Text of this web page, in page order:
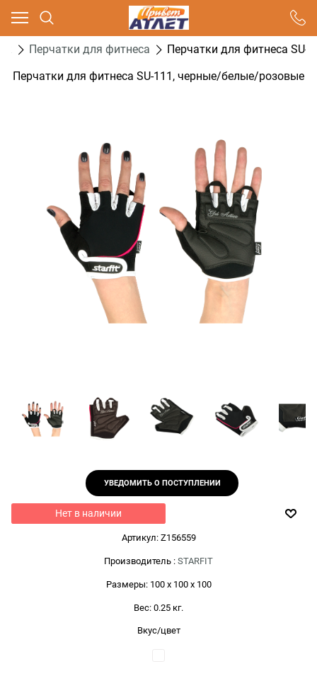
Перчатки для фитнеса
Перчатки для фитнеса
Перчатки для фитнеса SU-111, черные/белые/розовые
УВЕДОМИТЬ О ПОСТУПЛЕНИИ
Нет в наличии
Артикул: Z156559
Производитель : STARFIT
Размеры: 100 x 100 x 100
Вес: 0.25 кг.
Вкус/цвет
Ваш город - Москва,
угадали?
ДА НЕТ